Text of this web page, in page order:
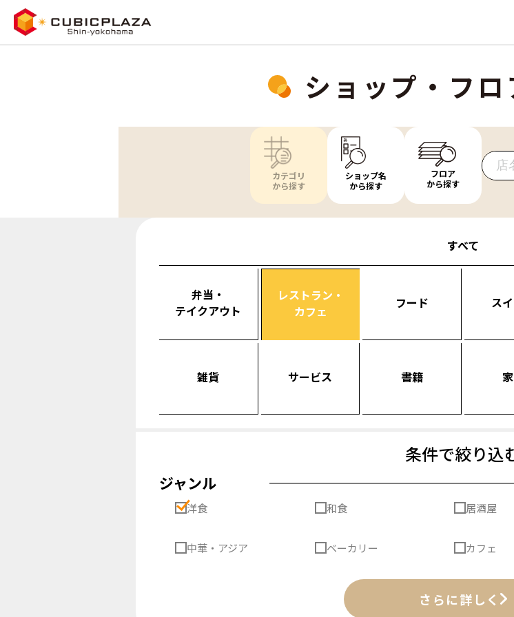
ショップ・フロ
カテゴリ
から探す
ショップ名
から探す
フロア
から探す
すべて
弁当・
テイクアウト
レストラン・
カフェ
フード ス
雑貨 サービス 書籍
条件で絞り込
ジャンル
洋食 和食 居酒屋
中華・アジア ベーカリー カフェ
さらに詳しく